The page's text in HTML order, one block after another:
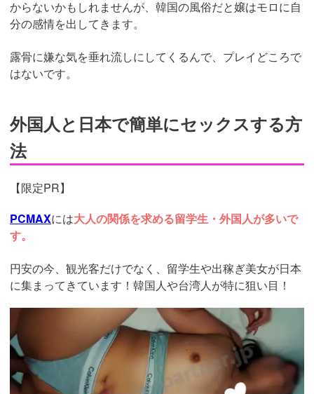
からないかもしれませんが、韓国の風俗だと嬢はモロに自
分の感情を出してきます。
露骨に嫌な気を垂れ流しにしてくるんで、プレイどころで
はないです。
外国人と日本で簡単にセックスする方
法
【限定PR】
PCMAXには大人の関係を求める留学生・外国人が多いで
す。
円安の今、観光客だけでなく、留学生や出稼ぎ美女が日本
に集まってきています！韓国人や台湾人が特に狙い目！
https://pcmax.jp/lp/?
ad_id=rm307152